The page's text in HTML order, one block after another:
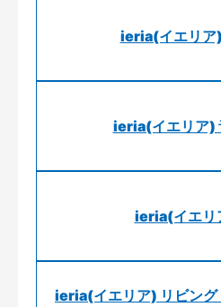
ieria(イエリア
ieria(イエリア)
ieria(イエリ
ieria(イエリア) リビング